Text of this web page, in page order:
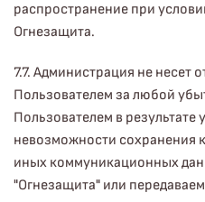
распространение при
Огнезащита.
7.7. Администрация не несет
Пользователем за любой
Пользователем в результате
невозможности сохранения
иных коммуникационных
"Огнезащита" или